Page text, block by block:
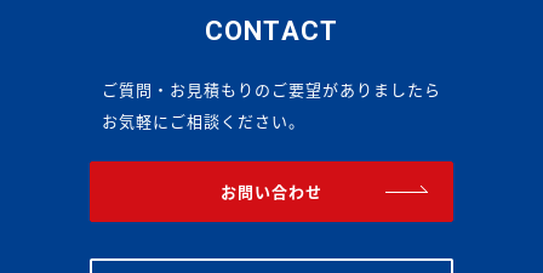
CONTACT
ご質問・お見積もりのご要望がありましたら
お気軽にご相談ください。
お問い合わせ